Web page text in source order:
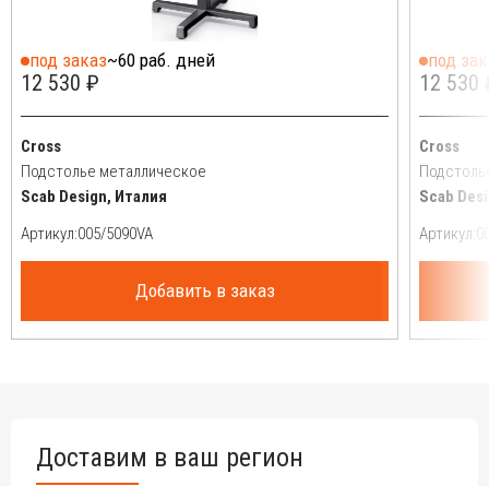
под заказ~60 раб. дней
12 530 ₽
Cross
Подстолье металлическое
Scab Design, Италия
Артикул:
Добавить в заказ
под
12 530
Cross
Scab
Артикул:
Доставим в ваш регион